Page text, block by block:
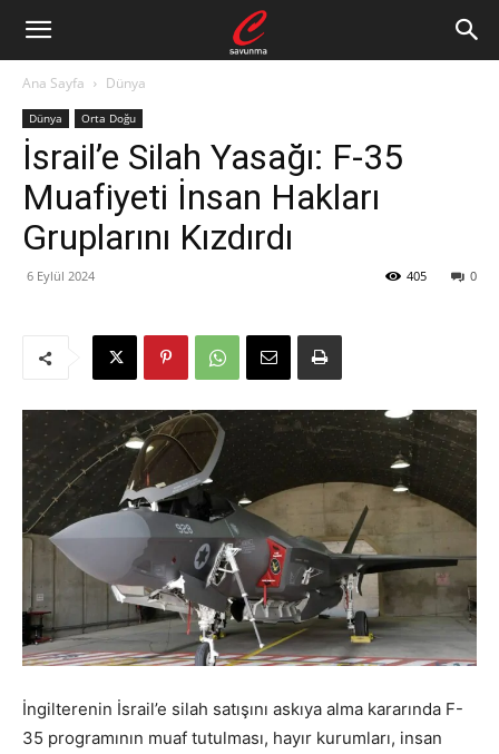
Ana Sayfa Dünya
Dünya Orta Doğu
İsrail’e Silah Yasağı: F-35
Muafiyeti İnsan Hakları
Gruplarını Kızdırdı
6 Eylül 2024 0
405
İngilterenin İsrail’e silah satışını askıya alma kararında F-
35 programının muaf tutulması, hayır kurumları, insan